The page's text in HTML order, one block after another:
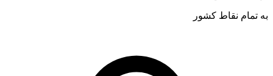
به تمام نقاط کشور